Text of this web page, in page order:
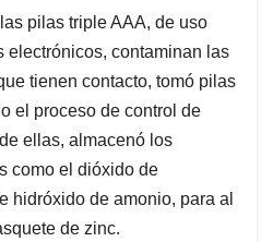
pilas triple AAA, de uso
electrónicos, contaminan las
tienen contacto, tomó pilas
el proceso de control de
ellas, almacenó los
como el dióxido de
hidróxido de amonio, para al
de zinc.